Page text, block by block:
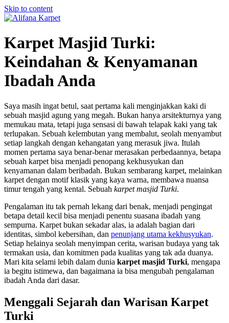
Skip to content
Karpet Masjid Turki:
Keindahan & Kenyamanan
Ibadah Anda
Saya masih ingat betul, saat pertama kali menginjakkan kaki di
sebuah masjid agung yang megah. Bukan hanya arsitekturnya yang
memukau mata, tetapi juga sensasi di bawah telapak kaki yang tak
terlupakan. Sebuah kelembutan yang membalut, seolah menyambut
setiap langkah dengan kehangatan yang merasuk jiwa. Itulah
momen pertama saya benar-benar merasakan perbedaannya, betapa
sebuah karpet bisa menjadi penopang kekhusyukan dan
kenyamanan dalam beribadah. Bukan sembarang karpet, melainkan
karpet dengan motif klasik yang kaya warna, membawa nuansa
timur tengah yang kental. Sebuah karpet masjid Turki.
Pengalaman itu tak pernah lekang dari benak, menjadi pengingat
betapa detail kecil bisa menjadi penentu suasana ibadah yang
sempurna. Karpet bukan sekadar alas, ia adalah bagian dari
identitas, simbol kebersihan, dan penunjang utama kekhusyukan.
Setiap helainya seolah menyimpan cerita, warisan budaya yang tak
termakan usia, dan komitmen pada kualitas yang tak ada duanya.
Mari kita selami lebih dalam dunia karpet masjid Turki, mengapa
ia begitu istimewa, dan bagaimana ia bisa mengubah pengalaman
ibadah Anda dari dasar.
Menggali Sejarah dan Warisan Karpet
Turki